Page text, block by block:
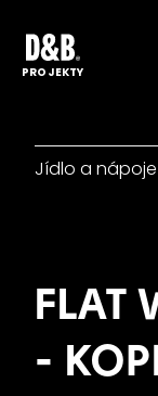
PROJEKTY
Jídlo a nápoje
FLAT
-